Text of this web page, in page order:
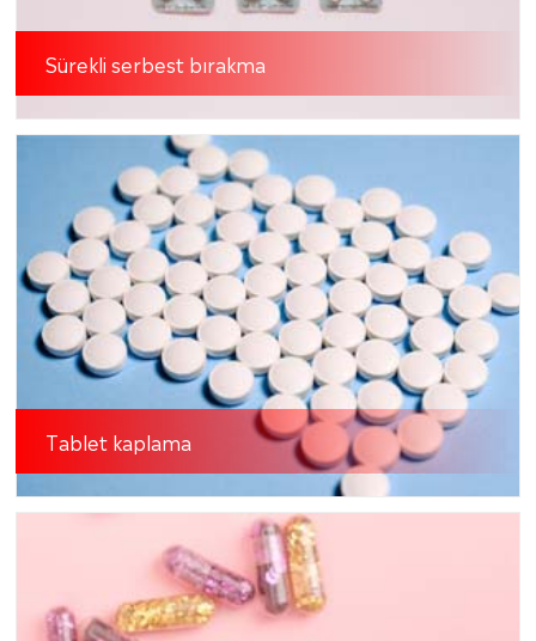
Sürekli serbest bırakma
Tablet kaplama